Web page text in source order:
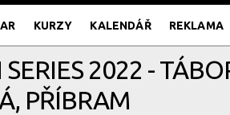
KURZY KALENDÁŘ REKLAMA
2022 -
PŘÍBRAM